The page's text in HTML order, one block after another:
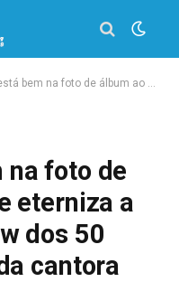
álbum ao vivo que eterniza a felicidade do show dos 50 anos de carreira da cantora
na foto de
eterniza a
dos 50
cantora